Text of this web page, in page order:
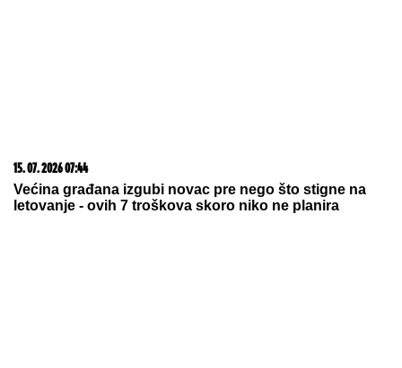
Evo šta je Stanija Dobrojević
URADILA SA VERENIČKIM
PRSTENOM Asmina Durdžića: Mnogi